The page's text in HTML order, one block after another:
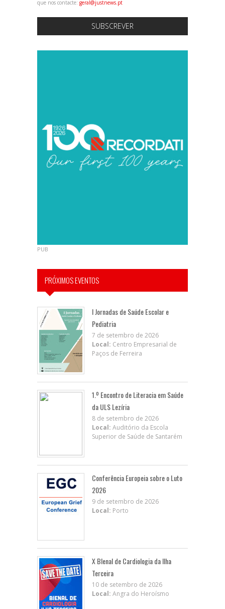
que nos contacte: geral@justnews.pt
SUBSCREVER
PUB
PRÓXIMOS EVENTOS
I Jornadas de Saúde Escolar e
Pediatria
7 de setembro de 2026
Local: Centro Empresarial de
Paços de Ferreira
1.º Encontro de Literacia em Saúde
da ULS Lezíria
8 de setembro de 2026
Local: Auditório da Escola
Superior de Saúde de Santarém
Conferência Europeia sobre o Luto
2026
9 de setembro de 2026
Local: Porto
X BIenal de Cardiologia da Ilha
Terceira
10 de setembro de 2026
Local: Angra do Heroísmo